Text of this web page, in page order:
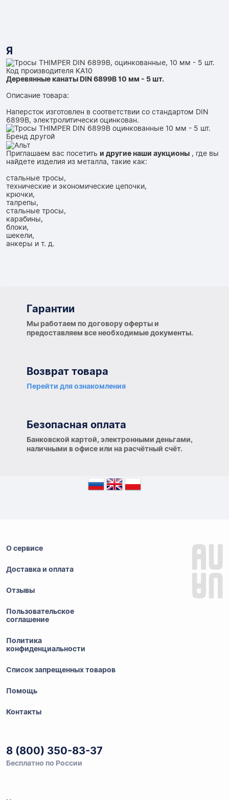
Я
Деревянные канаты DIN 6899B 10 мм - 5 шт.
Описание товара:
Наперсток изготовлен в соответствии со стандартом DIN
6899B, электролитически оцинкован.
Приглашаем вас посетить и другие наши аукционы , где вы
найдете изделия из металла, такие как:
стальные тросы,
технические и экономические цепочки,
крючки,
талрепы,
стальные тросы,
карабины,
блоки,
шекели,
анкеры и т. д.
Гарантии
Мы работаем по договору оферты и
предоставляем все необходимые документы.
Возврат товара
Перейти для ознакомления
Безопасная оплата
Банковской картой, электронными деньгами,
наличными в офисе или на расчётный счёт.
О сервисе
Доставка и оплата
Отзывы
Пользовательское
соглашение
Политика
конфиденциальности
Список запрещенных товаров
Помощь
Контакты
8 (800) 350-83-37
Бесплатно по России